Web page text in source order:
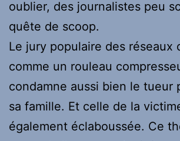
oublier, des journalistes peu
quête de scoop.
Le jury populaire des réseaux
comme un rouleau
condamne aussi bien le tueur
sa famille. Et celle de la
également éclaboussée. Ce